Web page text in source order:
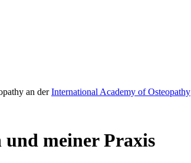
an derInternational Academy of Osteopathy
und meiner Praxis